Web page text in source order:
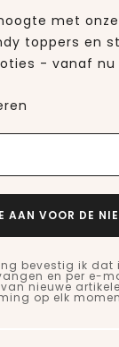
met
toppers en
- vanaf
AAN VOOR DE
bevestig ik dat
en per e-
nieuwe
op elk